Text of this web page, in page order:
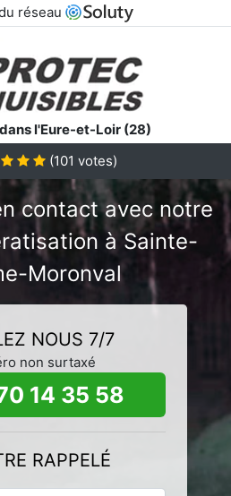
réseau
l'Eure-et-Loir (28)
(101 votes)
contact avec notre
à Sainte-
Moronval
NOUS 7/7
non surtaxé
14 35 58
RAPPELÉ